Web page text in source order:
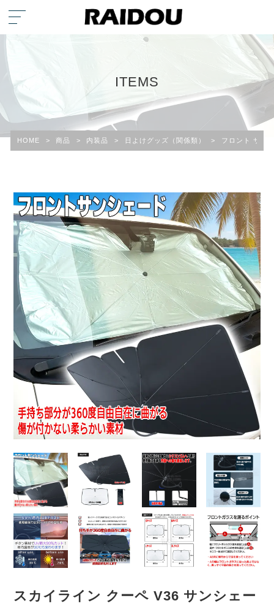
ITEMS
HOME > 商品 > 内装品 > 日よけグッズ（関係類） > フロント サン
スカイライン クーペ V36 サンシェー